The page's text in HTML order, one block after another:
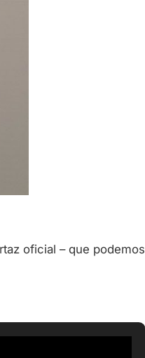
oficial – que podemos